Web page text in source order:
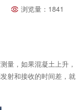
浏览量：1841
量，如果混凝土上升，
射和接收的时间差，就